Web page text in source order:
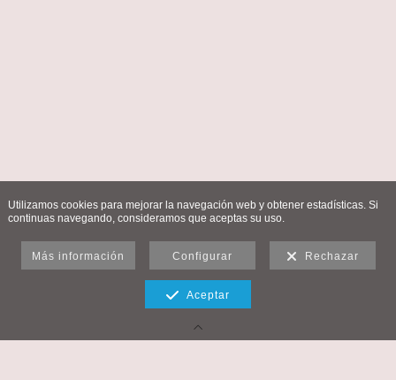
Utilizamos cookies para mejorar la navegación web y obtener estadísticas. Si
continuas navegando, consideramos que aceptas su uso.
Más información Configurar Rechazar
Aceptar